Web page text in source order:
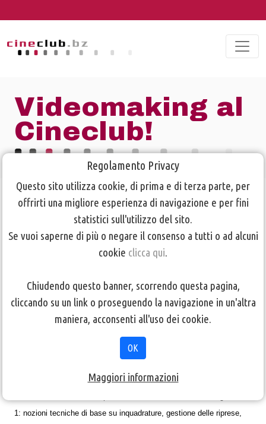
Regolamento Privacy
Questo sito utilizza cookie, di prima e di terza parte, per
offrirti una migliore esperienza di navigazione e per fini
statistici sull'utilizzo del sito.
Se vuoi saperne di più o negare il consenso a tutti o ad alcuni
cookie clicca qui.
Chiudendo questo banner, scorrendo questa pagina,
cliccando su un link o proseguendo la navigazione in un'altra
maniera, acconsenti all'uso dei cookie.
OK
Maggiori informazioni
Videomaking al
Cineclub!
TORNA ALLA PAGINA PRECEDENTE
Corso video2023
Raccontare una storia " è il titolo dellaboratorio teorico pratico
e destinato a nuovi e vecchi soci.
finalizzato a realizzare una Docu-fiction come saggio finale.
1: nozioni tecniche di base su inquadrature, gestione delle riprese,